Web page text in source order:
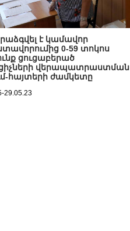
է կամավոր
0-59 տոկոս
ցուցաբերած
վերապատրաստման
հայտերի ժամկետը
29.05.23